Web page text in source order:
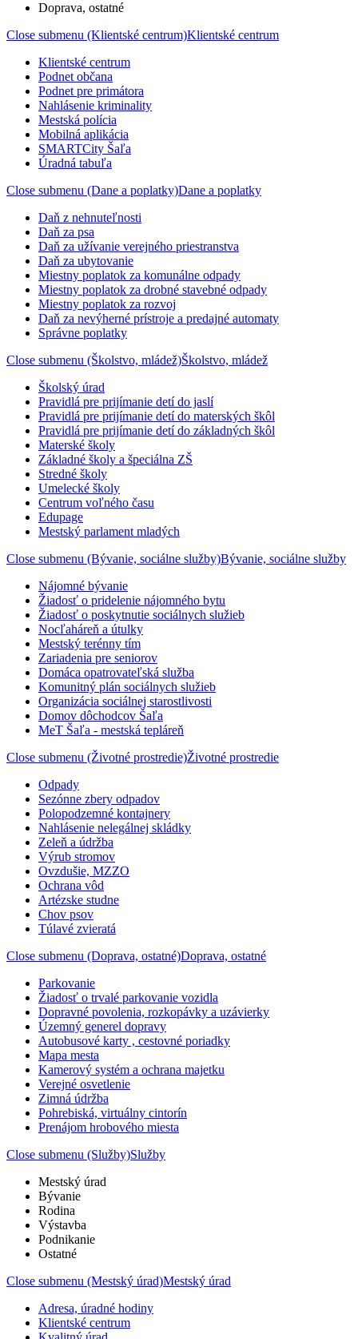
Doprava, ostatné
Close submenu (Klientské centrum)Klientské centrum
Klientské centrum
Podnet občana
Podnet pre primátora
Nahlásenie kriminality
Mestská polícia
Mobilná aplikácia
SMARTCity Šaľa
Úradná tabuľa
Close submenu (Dane a poplatky)Dane a poplatky
Daň z nehnuteľnosti
Daň za psa
Daň za užívanie verejného priestranstva
Daň za ubytovanie
Miestny poplatok za komunálne odpady
Miestny poplatok za drobné stavebné odpady
Miestny poplatok za rozvoj
Daň za nevýherné prístroje a predajné automaty
Správne poplatky
Close submenu (Školstvo, mládež)Školstvo, mládež
Školský úrad
Pravidlá pre prijímanie detí do jaslí
Pravidlá pre prijímanie detí do materských škôl
Pravidlá pre prijímanie detí do základných škôl
Materské školy
Základné školy a špeciálna ZŠ
Stredné školy
Umelecké školy
Centrum voľného času
Edupage
Mestský parlament mladých
Close submenu (Bývanie, sociálne služby)Bývanie, sociálne služby
Nájomné bývanie
Žiadosť o pridelenie nájomného bytu
Žiadosť o poskytnutie sociálnych služieb
Nocľaháreň a útulky
Mestský terénny tím
Zariadenia pre seniorov
Domáca opatrovateľská služba
Komunitný plán sociálnych služieb
Organizácia sociálnej starostlivosti
Domov dôchodcov Šaľa
MeT Šaľa - mestská tepláreň
Close submenu (Životné prostredie)Životné prostredie
Odpady
Sezónne zbery odpadov
Polopodzemné kontajnery
Nahlásenie nelegálnej skládky
Zeleň a údržba
Výrub stromov
Ovzdušie, MZZO
Ochrana vôd
Artézske studne
Chov psov
Túlavé zvieratá
Close submenu (Doprava, ostatné)Doprava, ostatné
Parkovanie
Žiadosť o trvalé parkovanie vozidla
Dopravné povolenia, rozkopávky a uzávierky
Územný generel dopravy
Autobusové karty , cestovné poriadky
Mapa mesta
Kamerový systém a ochrana majetku
Verejné osvetlenie
Zimná údržba
Pohrebiská, virtuálny cintorín
Prenájom hrobového miesta
Close submenu (Služby)Služby
Mestský úrad
Bývanie
Rodina
Výstavba
Podnikanie
Ostatné
Close submenu (Mestský úrad)Mestský úrad
Adresa, úradné hodiny
Klientské centrum